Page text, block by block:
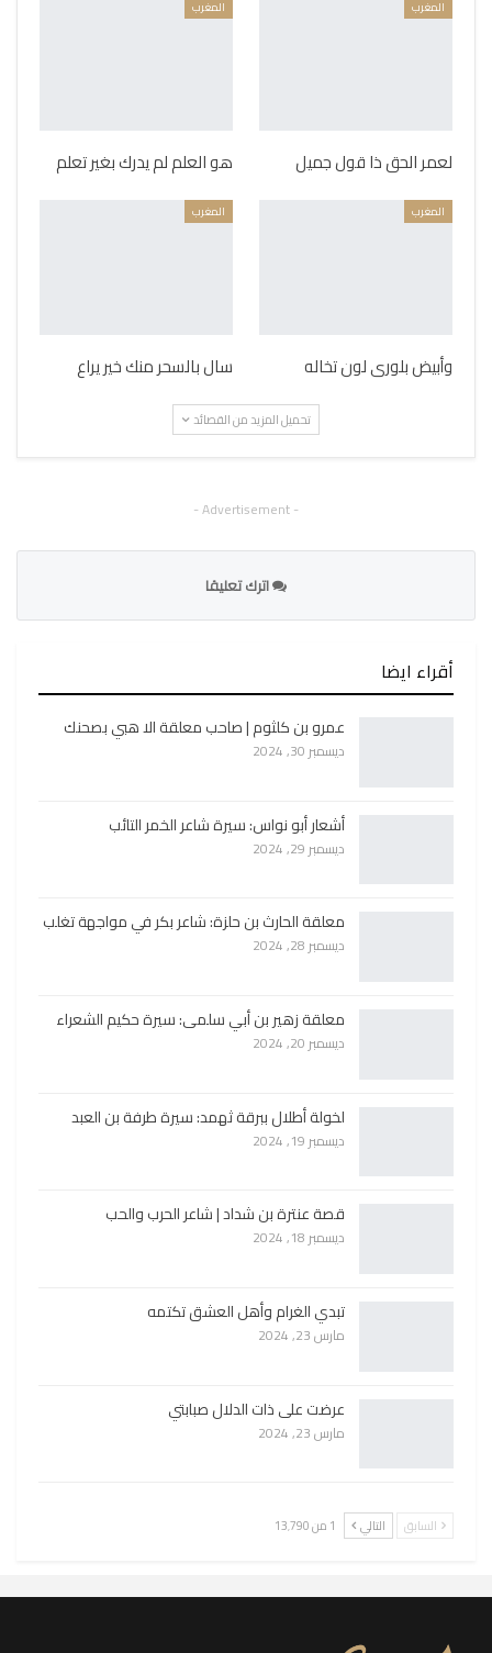
المغرب
لعمر الحق ذا قول جميل
المغرب
هو العلم لم يدرك بغير تعلم
المغرب
وأبيض بلورى لون تخاله
المغرب
سال بالسحر منك خير يراع
تحميل المزيد من القصائد
- Advertisement -
اترك تعليقا
أقراء ايضا
عمرو بن كلثوم | صاحب معلقة الا هبي بصحنك
ديسمبر 30, 2024
أشعار أبو نواس: سيرة شاعر الخمر التائب
ديسمبر 29, 2024
معلقة الحارث بن حلزة: شاعر بكر في مواجهة تغلب
ديسمبر 28, 2024
معلقة زهير بن أبي سلمى: سيرة حكيم الشعراء
ديسمبر 20, 2024
لخولة أطلال ببرقة ثهمد: سيرة طرفة بن العبد
ديسمبر 19, 2024
قصة عنترة بن شداد | شاعر الحرب والحب
ديسمبر 18, 2024
تبدي الغرام وأهل العشق تكتمه
مارس 23, 2024
عرضت على ذات الدلال صبابتي
مارس 23, 2024
السابق التالي 1 من 13٬790